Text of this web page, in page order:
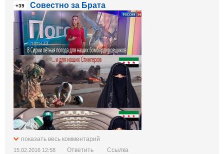
+39 Совестно за Брата
показать весь комментарий
15.02.2016 12:58 Ответить Ссылка